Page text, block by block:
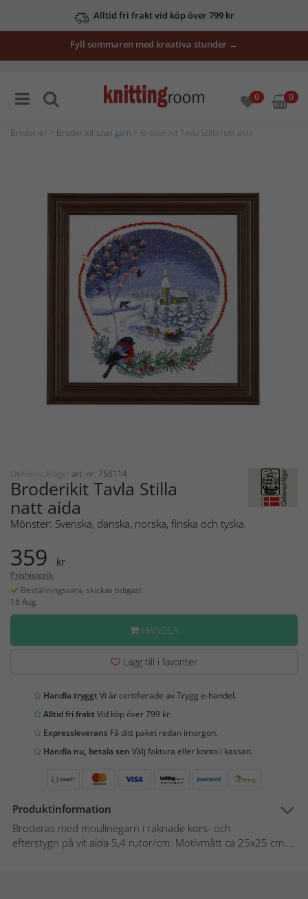
Alltid fri frakt vid köp över 799 kr
Fyll sommaren med kreativa stunder →
0 0
Broderier Broderikit utan garn > Broderikit Tavla Stilla natt aida
Oehlenschläger art. nr: 756114
Broderikit Tavla Stilla
natt aida
Mönster: Svenska, danska, norska, finska och tyska.
359 kr
Prishistorik
Beställningsvara, skickas tidigast
18 Aug
HANDLA
Lägg till i favoriter
Handla tryggtVi är certifierade av Trygg e-handel.
Alltid fri fraktVid köp över 799 kr.
Expressleverans Få ditt paket redan imorgon.
Handla nu, betala sen Välj faktura eller konto i kassan.
Produktinformation
Broderas med moulinegarn i räknade kors- och
efterstygn på vit aida 5,4 rutor/cm. Motivmått ca 25x25 cm....